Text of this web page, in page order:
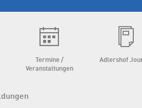
Termine /
Veranstaltungen
Adlershof